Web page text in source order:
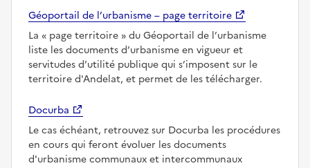
Géoportail de l’urbanisme – page territoire
La
page territoire
du Géoportail de l’urbanisme
liste les documents d’urbanisme en vigueur et
servitudes d’utilité publique qui s’imposent sur le
territoire d'Andelat, et permet de les télécharger.
Docurba
Le cas échéant, retrouvez sur Docurba les procédures
en cours qui feront évoluer les documents
d'urbanisme communaux et intercommunaux